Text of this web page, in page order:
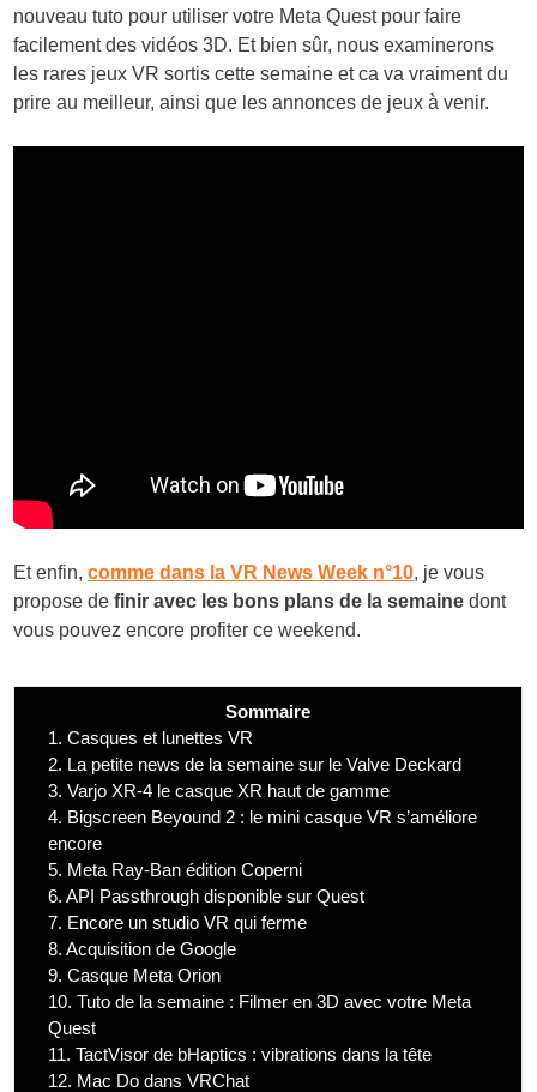
nouveau tuto pour utiliser votre Meta Quest pour faire
facilement des vidéos 3D. Et bien sûr, nous examinerons
les rares jeux VR sortis cette semaine et ca va vraiment du
prire au meilleur, ainsi que les annonces de jeux à venir.
Et enfin,comme dans la VR News Week n°10, je vous
propose definir avec les bons plans de la semaine dont
vous pouvez encore profiter ce weekend.
Sommaire
1. Casques et lunettes VR
2. La petite news de la semaine sur le Valve Deckard
3. Varjo XR-4 le casque XR haut de gamme
4. Bigscreen Beyound 2 : le mini casque VR s’améliore
encore
5. Meta Ray-Ban édition Coperni
6. API Passthrough disponible sur Quest
7. Encore un studio VR qui ferme
8. Acquisition de Google
9. Casque Meta Orion
10. Tuto de la semaine : Filmer en 3D avec votre Meta
Quest
11. TactVisor de bHaptics : vibrations dans la tête
12. Mac Do dans VRChat